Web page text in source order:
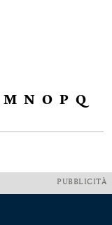
M N O P Q
PUBBLICITÀ